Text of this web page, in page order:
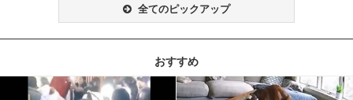
全てのピックアップ
おすすめ
記事を読む